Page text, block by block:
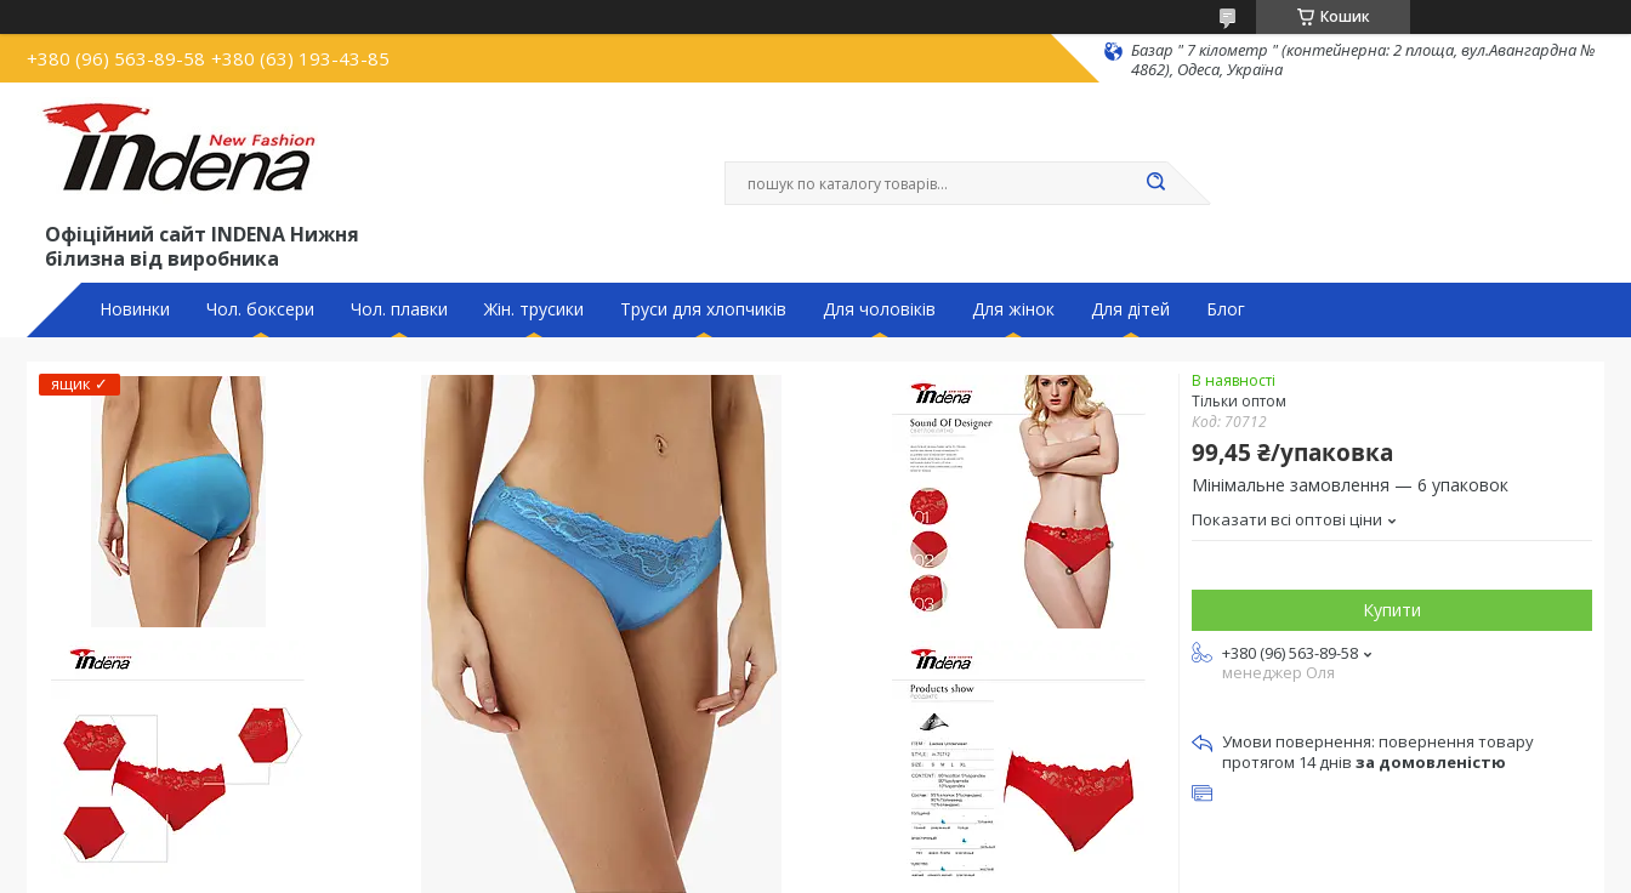
Кошик
+380 (96) 563-89-58 +380 (63) 193-43-85
Базар " 7 кілометр " (контейнерна: 2 площа, вул.Авангардна №
4862), Одеса, Україна
Офіційний сайт INDENA Нижня
білизна від виробника
Новинки Чол. боксери Чол. плавки Жін. трусики Труси для хлопчиків Для чоловіків Для жінок Для дітей Блог
ящик ✓
В наявності
Тільки оптом
Код: 70712
99,45 ₴/упаковка
Мінімальне замовлення — 6 упаковок
Показати всі оптові ціни
Купити
+380 (96) 563-89-58
менеджер Оля
повернення товару
протягом 14 днів за домовленістю